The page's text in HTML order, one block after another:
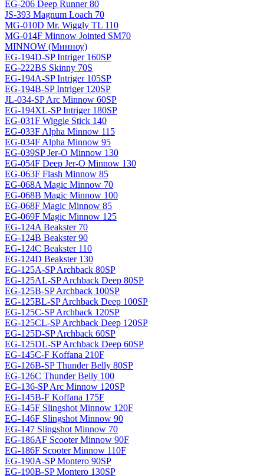
EG-206 Deep Runner 80
JS-393 Magnum Loach 70
MG-010D Mr. Wiggly TL 110
MG-014F Minnow Jointed SM70
MINNOW (Минноу)
EG-194D-SP Intriger 160SP
EG-222BS Skinny 70S
EG-194A-SP Intriger 105SP
EG-194B-SP Intriger 120SP
JL-034-SP Arc Minnow 60SP
EG-194XL-SP Intriger 180SP
EG-031F Wiggle Stick 140
EG-033F Alpha Minnow 115
EG-034F Alpha Minnow 95
EG-039SP Jer-O Minnow 130
EG-054F Deep Jer-O Minnow 130
EG-063F Flash Minnow 85
EG-068A Magic Minnow 70
EG-068B Magic Minnow 100
EG-068F Magic Minnow 85
EG-069F Magiс Minnow 125
EG-124A Beakster 70
EG-124B Beakster 90
EG-124C Beakster 110
EG-124D Beakster 130
EG-125A-SP Archback 80SP
EG-125AL-SP Archback Deep 80SP
EG-125B-SP Archback 100SP
EG-125BL-SP Archback Deep 100SP
EG-125C-SP Archback 120SP
EG-125CL-SP Archback Deep 120SP
EG-125D-SP Archback 60SP
EG-125DL-SP Archback Deep 60SP
EG-145C-F Koffana 210F
EG-126B-SP Thunder Belly 80SP
EG-126C Thunder Belly 100
EG-136-SP Arc Minnow 120SP
EG-145B-F Koffana 175F
EG-145F Slingshot Minnow 120F
EG-146F Slingshot Minnow 90
EG-147 Slingshot Minnow 70
EG-186AF Scooter Minnow 90F
EG-186F Scooter Minnow 110F
EG-190A-SP Montero 90SP
EG-190B-SP Montero 130SP